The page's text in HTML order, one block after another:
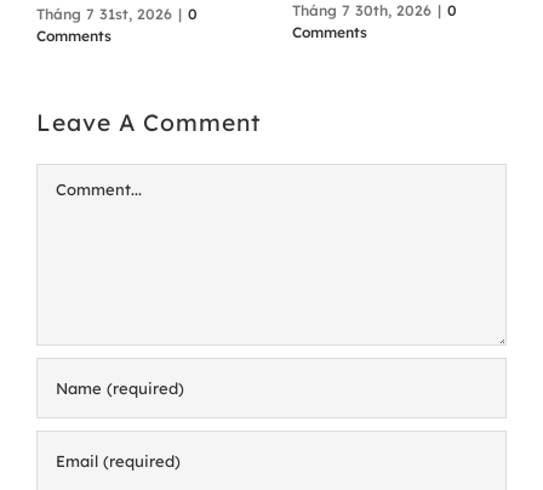
Tháng 7 31st, 2026 | 0
Comments
Tháng 7 30th, 2026 | 0
Comments
Leave A Comment
Comment